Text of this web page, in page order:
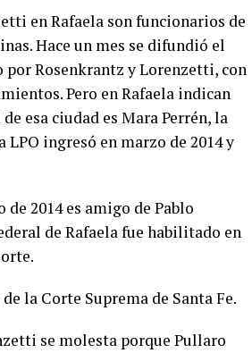
en Rafaela son funcionarios de
Hace un mes se difundió el
por Rosenkrantz y Lorenzetti, con
Pero en Rafaela indican
esa ciudad es Mara Perrén, la
ingresó en marzo de 2014 y
2014 es amigo de Pablo
de Rafaela fue habilitado en
la Corte Suprema de Santa Fe.
se molesta porque Pullaro